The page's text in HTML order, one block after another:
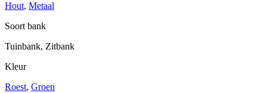
Hout, Metaal
Soort bank
Tuinbank, Zitbank
Kleur
Roest, Groen